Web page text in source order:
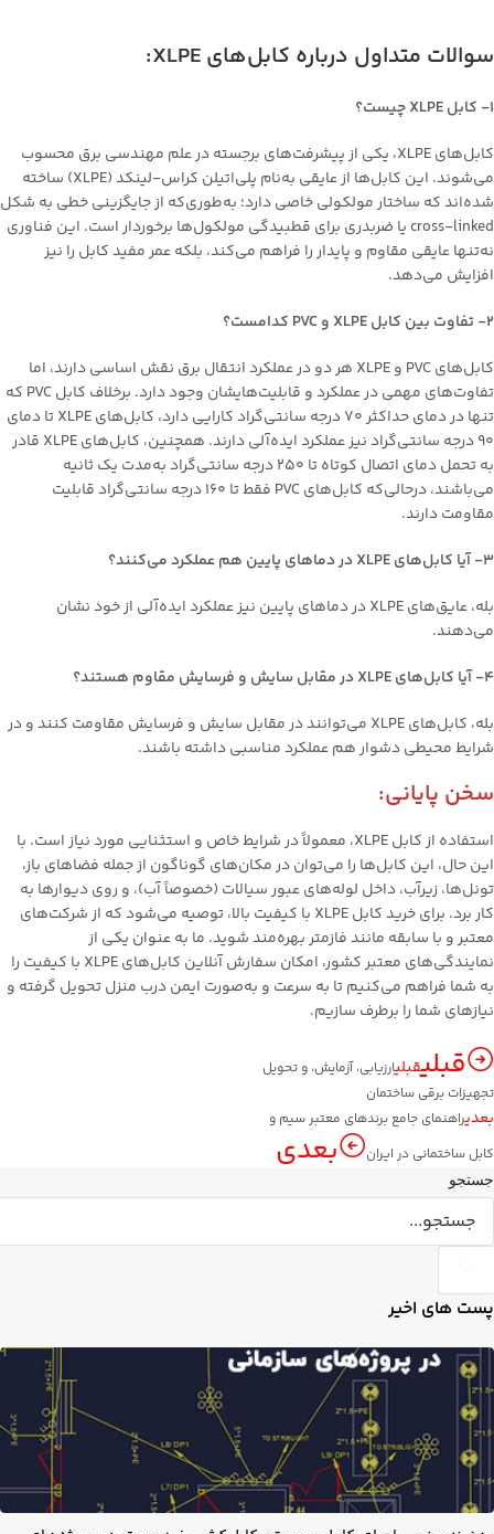
سوالات متداول درباره کابل‌های XLPE:
1- کابل XLPE چیست؟
کابل‌های XLPE، یکی از پیشرفت‌های برجسته در علم مهندسی برق محسوب
می‌شوند. این کابل‌ها از عایقی به‌نام پلی‌اتیلن کراس-لینکد (XLPE) ساخته
شده‌اند که ساختار مولکولی خاصی دارد؛ به‌طوری‌که از جایگزینی خطی به شکل
cross-linked یا ضربدری برای قطبیدگی مولکول‌ها برخوردار است. این فناوری
نه‌تنها عایقی مقاوم و پایدار را فراهم می‌کند، بلکه عمر مفید کابل را نیز
افزایش می‌دهد.
2- تفاوت بین کابل XLPE و PVC کدامست؟
کابل‌های PVC و XLPE هر دو در عملکرد انتقال برق نقش اساسی دارند، اما
تفاوت‌های مهمی در عملکرد و قابلیت‌هایشان وجود دارد. برخلاف کابل PVC که
تنها در دمای حداکثر 70 درجه سانتی‌گراد کارایی دارد، کابل‌های XLPE تا دمای
90 درجه سانتی‌گراد نیز عملکرد ایده‌آلی دارند. همچنین، کابل‌های XLPE قادر
به تحمل دمای اتصال کوتاه تا 250 درجه سانتی‌گراد به‌مدت یک ثانیه
می‌باشند، درحالی‌که کابل‌های PVC فقط تا 160 درجه سانتی‌گراد قابلیت
مقاومت دارند.
3- آیا کابل‌های XLPE در دماهای پایین هم عملکرد می‌کنند؟
بله، عایق‌های XLPE در دماهای پایین نیز عملکرد ایده‌آلی از خود نشان
می‌دهند.
4- آیا کابل‌های XLPE در مقابل سایش و فرسایش مقاوم هستند؟
بله، کابل‌های XLPE می‌توانند در مقابل سایش و فرسایش مقاومت کنند و در
شرایط محیطی دشوار هم عملکرد مناسبی داشته باشند.
سخن پایانی:
استفاده از کابل XLPE، معمولاً در شرایط خاص و استثنایی مورد نیاز است. با
این حال، این کابل‌ها را می‌توان در مکان‌های گوناگون از جمله فضاهای باز،
تونل‌ها، زیرآب، داخل لوله‌های عبور سیالات (خصوصاً آب)، و روی دیوارها به
کار برد. برای خرید کابل XLPE با کیفیت بالا، توصیه می‌شود که از شرکت‌های
معتبر و با سابقه مانند فازمتر بهره‌مند شوید. ما به عنوان یکی از
نمایندگی‌های معتبر کشور، امکان سفارش آنلاین کابل‌های XLPE با کیفیت را
به شما فراهم می‌کنیم تا به سرعت و به‌صورت ایمن درب منزل تحویل گرفته و
نیازهای شما را برطرف سازیم.
قبلیقبلیارزیابی، آزمایش، و تحویل
تجهیزات برقی ساختمان
بعدیراهنمای جامع برندهای معتبر سیم و
کابل ساختمانی در ایران
بعدی
جستجو
پست های اخیر